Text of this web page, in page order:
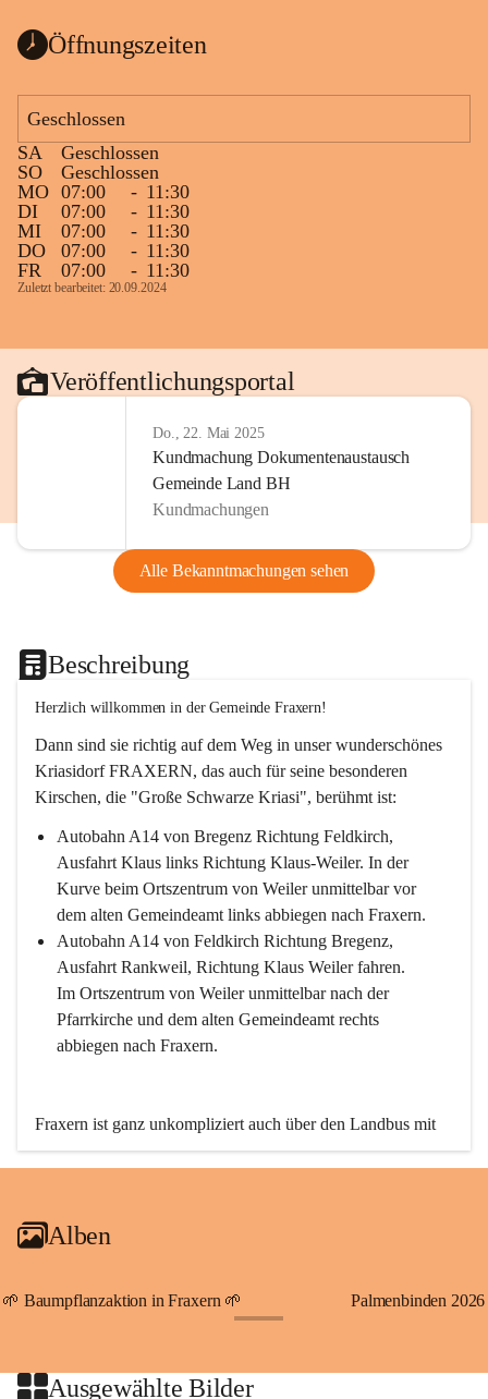
Öffnungszeiten
Geschlossen
SA
Geschlossen
SO
Geschlossen
MO 07:00 - 11:30
DI
07:00 - 11:30
MI
07:00 - 11:30
DO
07:00 - 11:30
FR
07:00 - 11:30
Zuletzt bearbeitet: 20.09.2024
Veröffentlichungsportal
Do., 22. Mai 2025
Kundmachung Dokumentenaustausch
Gemeinde Land BH
Kundmachungen
Alle Bekanntmachungen sehen
Beschreibung
Herzlich willkommen in der Gemeinde Fraxern!
Dann sind sie richtig auf dem Weg in unser wunderschönes
Kriasidorf FRAXERN, das auch für seine besonderen
Kirschen, die "Große Schwarze Kriasi", berühmt ist:
Autobahn A14 von Bregenz Richtung Feldkirch,
Ausfahrt Klaus links Richtung Klaus-Weiler. In der
Kurve beim Ortszentrum von Weiler unmittelbar vor
dem alten Gemeindeamt links abbiegen nach Fraxern.
Autobahn A14 von Feldkirch Richtung Bregenz,
Ausfahrt Rankweil, Richtung Klaus Weiler fahren.
Im Ortszentrum von Weiler unmittelbar nach der
Pfarrkirche und dem alten Gemeindeamt rechts
abbiegen nach Fraxern.
Fraxern ist ganz unkompliziert auch über den Landbus mit
den öffentlichen Verkehrsmitteln zu erreichen. Die Linie
An Samstagen, Sonn- und Feiertagen können Sie bequem
persönlichen Linienbus zur gewünschten Zeit zu Ihrer
Haltestelle bestellen. Sowohl von Weiler kommend nach
beide Fahrten Weiler-Fraxern-Weiler.
Alben
🌱 Baumpflanzaktion in Fraxern 🌱 Palmenbinden 2026
Ausgewählte Bilder